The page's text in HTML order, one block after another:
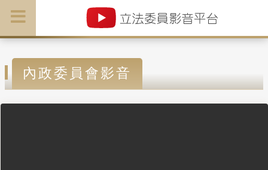
內政委員會影音